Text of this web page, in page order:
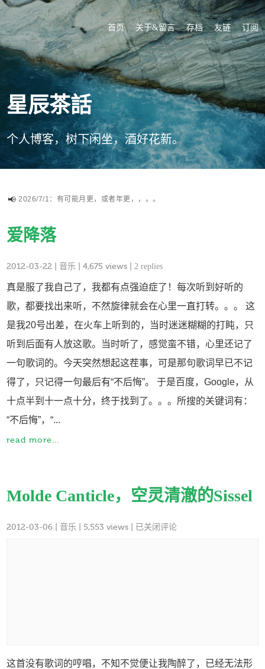
首页 关于&留言 存档 友链 订阅
星辰茶話
个人博客，树下闲坐，酒好花新。
2026/7/1：有可能月更，或者年更，，。。
爱降落
2012-03-22 |音乐 | 4,675 views |2 replies
真是服了我自己了，我都有点强迫症了！每次听到好听的
歌，都要找出来听，不然旋律就会在心里一直打转。。。 这
是我20号出差，在火车上听到的，当时迷迷糊糊的打盹，只
听到后面有人放这歌。当时听了，感觉蛮不错，心里还记了
一句歌词的。今天突然想起这茬事，可是那句歌词早已不记
得了，只记得一句最后有“不后悔”。 于是百度，Google，从
十点半到十一点十分，终于找到了。。。所搜的关键词有：
“不后悔”，“...
read more...
Molde Canticle，空灵清澈的Sissel
2012-03-06 |音乐 | 5,553 views | 已关闭评论
这首没有歌词的哼唱，不知不觉便让我陶醉了，已经无法形